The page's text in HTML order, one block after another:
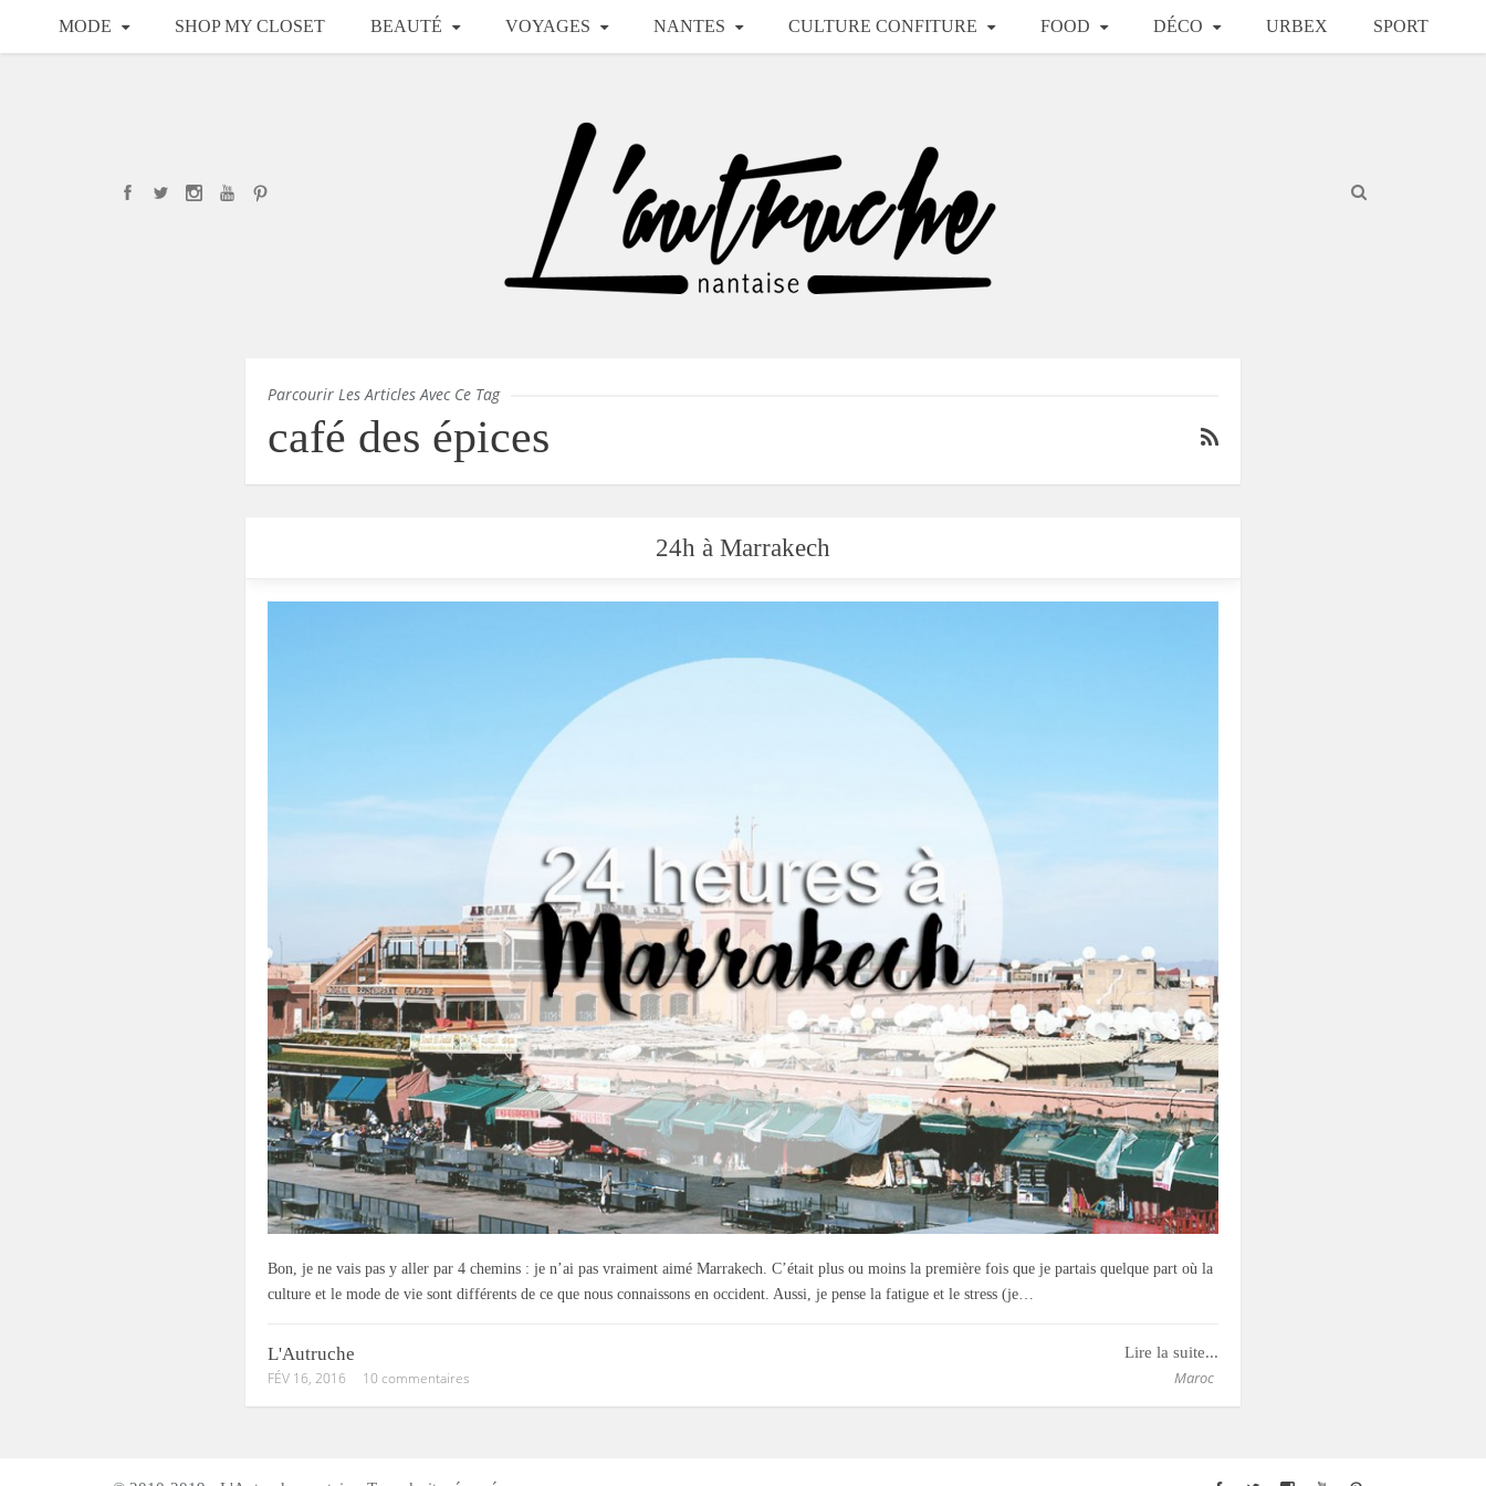
MODE SHOP MY CLOSET BEAUTÉ VOYAGES NANTES CULTURE CONFITURE FOOD DÉCO URBEX SPORT
Parcourir Les Articles Avec Ce Tag
café des épices
24h à Marrakech
Bon, je ne vais pas y aller par 4 chemins : je n’ai pas vraiment aimé Marrakech. C’était plus ou moins la première fois que je partais quelque part où la
culture et le mode de vie sont différents de ce que nous connaissons en occident. Aussi, je pense la fatigue et le stress (je…
Lire la suite...
Maroc
L'Autruche
FÉV 16, 2016 10 commentaires